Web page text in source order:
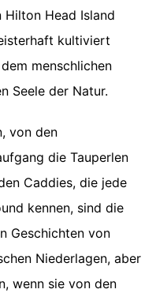
Hilton Head Island
kultiviert
menschlichen
Seele der Natur.
von den
die Tauperlen
Caddies, die jede
kennen, sind die
Geschichten von
Niederlagen, aber
wenn sie von den